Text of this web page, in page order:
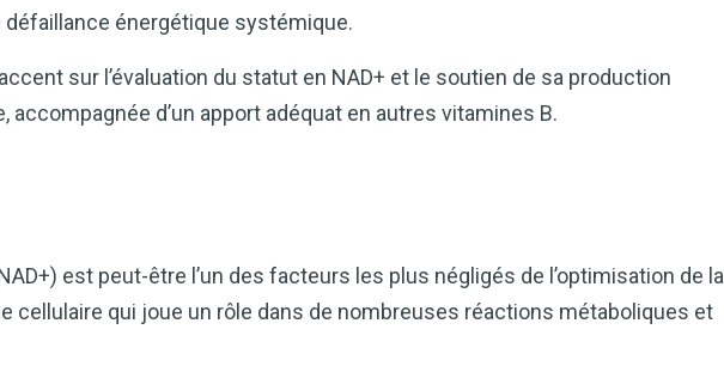
énergétique systémique.
sur l’évaluation du statut en NAD+ et le soutien de sa production
accompagnée d’un apport adéquat en autres vitamines B.
est peut-être l’un des facteurs les plus négligés de l’optimisation de la
cellulaire qui joue un rôle dans de nombreuses réactions métaboliques et